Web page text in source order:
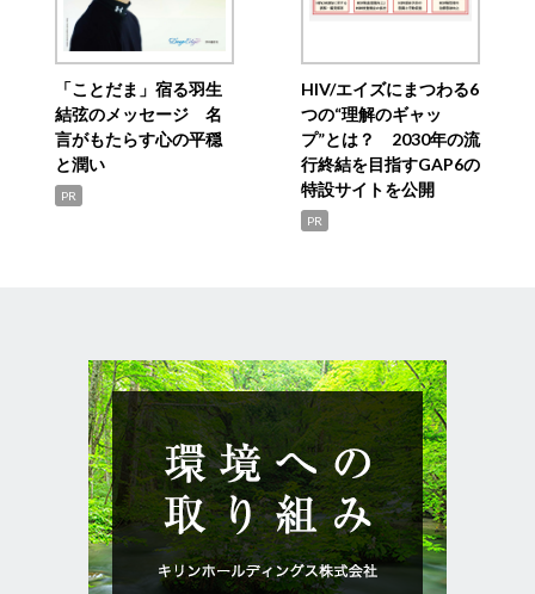
「ことだま」宿る羽生
結弦のメッセージ 名
言がもたらす心の平穏
と潤い
PR
HIV/エイズにまつわる6
つの“理解のギャッ
プ”とは？ 2030年の流
行終結を目指すGAP6の
特設サイトを公開
PR